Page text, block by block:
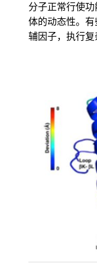
分子正常行使
体的动态性。
辅因子，执行复